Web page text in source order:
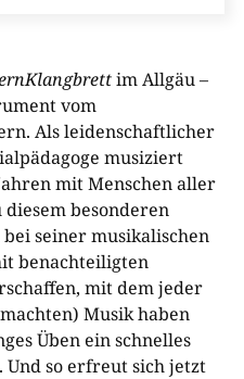
im Allgäu –
vom
Als leidenschaftlicher
musiziert
mit Menschen aller
besonderen
seiner musikalischen
benachteiligten
mit dem jeder
Musik haben
Üben ein schnelles
so erfreut sich jetzt